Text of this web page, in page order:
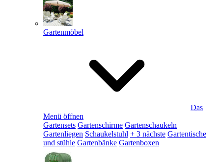
Gartenmöbel
Das
Menü öffnen
Gartensets Gartenschirme Gartenschaukeln
Gartenliegen Schaukelstuhl + 3 nächste Gartentische
und stühle Gartenbänke Gartenboxen